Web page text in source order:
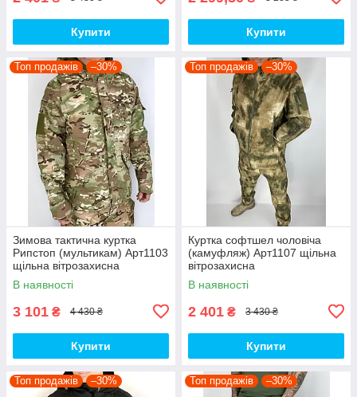
Купити Купити
Топ продажів –30%
Зимова тактична куртка
Рипстоп (мультикам) Арт1103
щільна вітрозахисна
водовідштовхувальна топ
В наявності
3 101 ₴ 4 430 ₴
Купити
Топ продажів –30%
Куртка софтшел чоловіча
(камуфляж) Арт1107 щільна
вітрозахисна
водовідштовхувальна на
флісі топ
В наявності
2 401 ₴ 3 430 ₴
Купити
Топ продажів –30% Топ продажів –30%